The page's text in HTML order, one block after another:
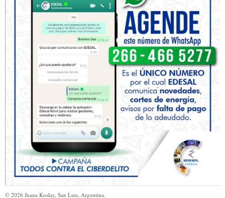
© 2026 Juana Koslay, San Luis, Argentina.